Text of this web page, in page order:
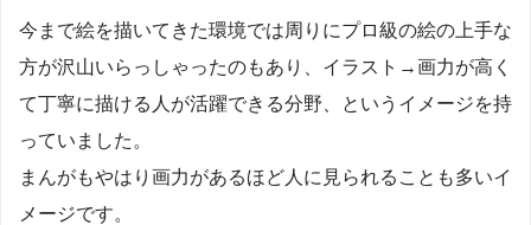
今まで絵を描いてきた環境では周りにプロ級の絵の上手な
方が沢山いらっしゃったのもあり、イラスト→画力が高く
て丁寧に描ける人が活躍できる分野、というイメージを持
っていました。
まんがもやはり画力があるほど人に見られることも多いイ
メージです。